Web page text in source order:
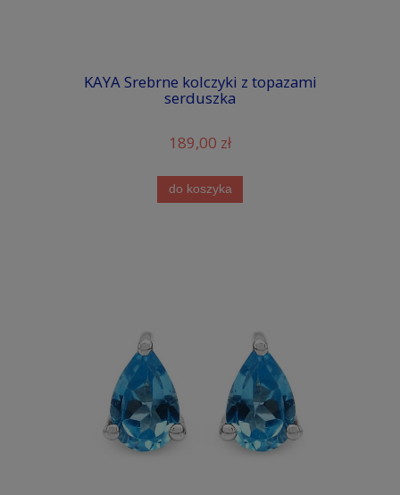
KAYA Srebrne kolczyki z topazami
serduszka
189,00 zł
do koszyka